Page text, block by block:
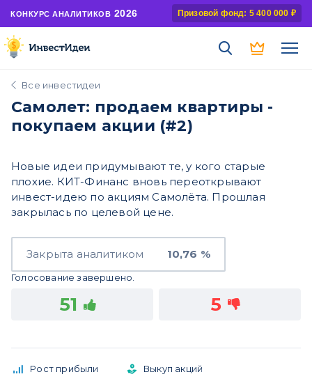
КОНКУРС АНАЛИТИКОВ 2026 Призовой фонд: 5 400 000 ₽
Все инвестидеи
Самолет: продаем квартиры -
покупаем акции (#2)
Новые идеи придумывают те, у кого старые
плохие. КИТ-Финанс вновь переоткрывают
инвест-идею по акциям Самолёта. Прошлая
закрылась по целевой цене.
Закрыта аналитиком 10,76 %
Голосование завершено.
51 5
Рост прибыли Выкуп акций